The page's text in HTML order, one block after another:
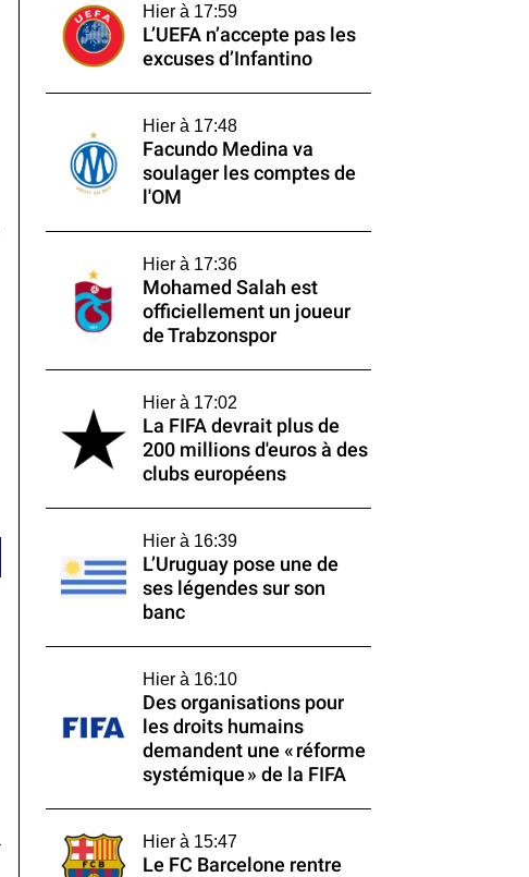
Hier à 17:59
L’UEFA n’accepte pas les
excuses d’Infantino
Hier à 17:48
Facundo Medina va
soulager les comptes de
l'OM
Hier à 17:36
Mohamed Salah est
officiellement un joueur
de Trabzonspor
Hier à 17:02
La FIFA devrait plus de
200 millions d'euros à des
clubs européens
Hier à 16:39
L’Uruguay pose une de
ses légendes sur son
banc
Hier à 16:10
Des organisations pour
les droits humains
demandent une « réforme
systémique » de la FIFA
Hier à 15:47
Le FC Barcelone rentre